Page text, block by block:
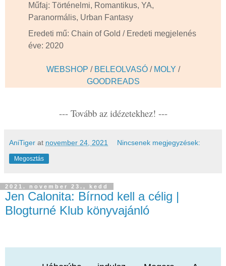
Műfaj: Történelmi, Romantikus, YA,
Paranormális, Urban Fantasy
Eredeti mű: Chain of Gold / Eredeti megjelenés
éve: 2020
WEBSHOP / BELEOLVASÓ/ MOLY /
GOODREADS
--- Tovább az idézetekhez! ---
AniTiger at november 24, 2021 Nincsenek megjegyzések:
Megosztás
2021. november 23., kedd
Jen Calonita: Bírnod kell a célig |
Blogturné Klub könyvajánló